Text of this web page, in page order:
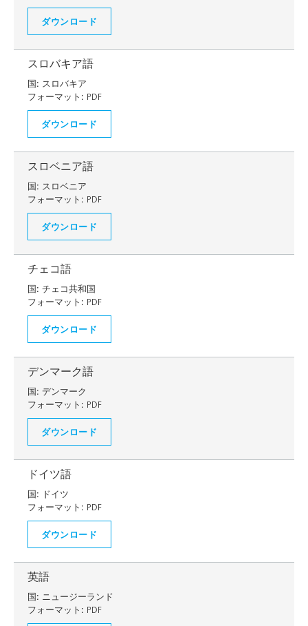
ダウンロード
スロバキア語
国: スロバキア
フォーマット: PDF
ダウンロード
スロベニア語
国: スロベニア
フォーマット: PDF
ダウンロード
チェコ語
国: チェコ共和国
フォーマット: PDF
ダウンロード
デンマーク語
国: デンマーク
フォーマット: PDF
ダウンロード
ドイツ語
国: ドイツ
フォーマット: PDF
ダウンロード
英語
国: ニュージーランド
フォーマット: PDF